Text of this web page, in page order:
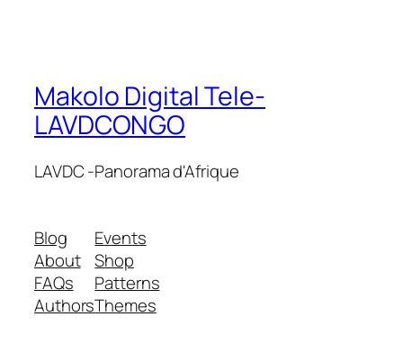
Makolo Digital Tele-
LAVDCONGO
LAVDC -Panorama d'Afrique
Blog
About
FAQs
Authors
Events
Shop
Patterns
Themes